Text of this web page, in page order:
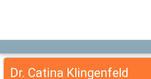
Dr. Catina Klingenfeld